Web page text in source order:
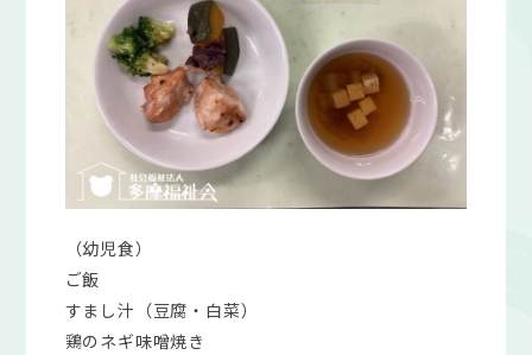
（幼児食）
ご飯
すまし汁（豆腐・白菜）
鶏のネギ味噌焼き